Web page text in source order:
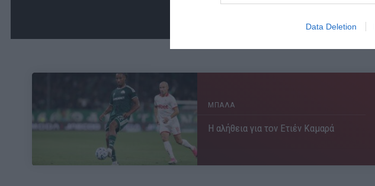
Data Deletion
ΜΠΑΛΑ
Η αλήθεια για τον Ετιέν Καμαρά